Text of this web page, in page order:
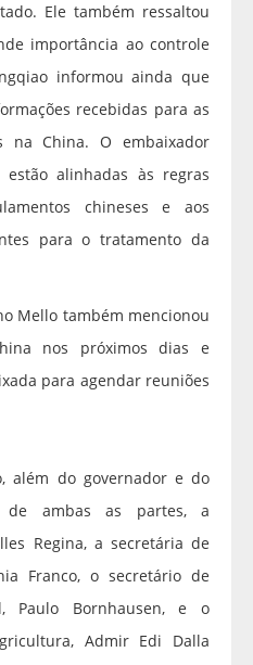
Ele também ressaltou
importância ao controle
informou ainda que
recebidas para as
na China. O embaixador
alinhadas às regras
chineses e aos
para o tratamento da
Mello também mencionou
nos próximos dias e
para agendar reuniões
além do governador e do
de ambas as partes, a
Regina, a secretária de
Franco, o secretário de
Paulo Bornhausen, e o
Admir Edi Dalla